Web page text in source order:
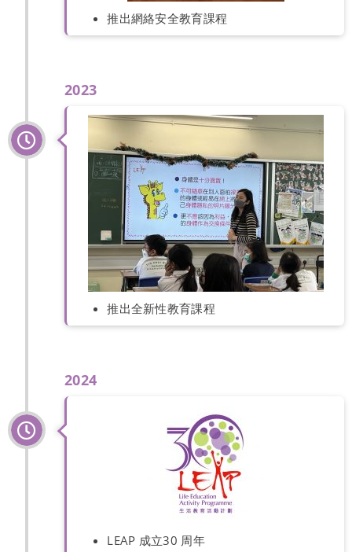
推出網絡安全教育課程
2023
推出全新性教育課程
2024
LEAP 成立30 周年